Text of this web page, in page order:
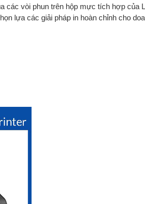
các vòi phun trên hộp mực tích hợp của
lựa các giải pháp in hoàn chỉnh cho